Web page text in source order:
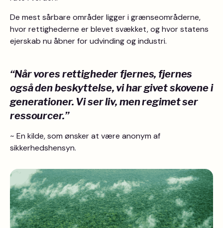
De mest sårbare områder ligger i grænseområderne,
hvor rettighederne er blevet svækket, og hvor statens
ejerskab nu åbner for udvinding og industri.
“Når vores rettigheder fjernes, fjernes
også den beskyttelse, vi har givet skovene i
generationer. Vi ser liv, men regimet ser
ressourcer.”
~ En kilde, som ønsker at være anonym af
sikkerhedshensyn.